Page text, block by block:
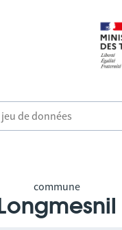
commune
Longmesnil